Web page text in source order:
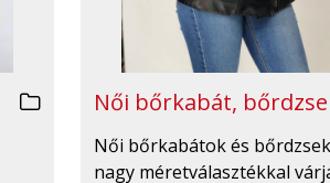
Női bőrkabát,
Női bőrkabátok és
nagy méretválasztékkal